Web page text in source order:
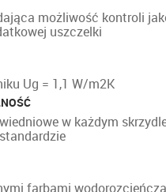
możliwość kontroli
uszczelki
Ug = 1,1 W/m2K
w każdym
farbami